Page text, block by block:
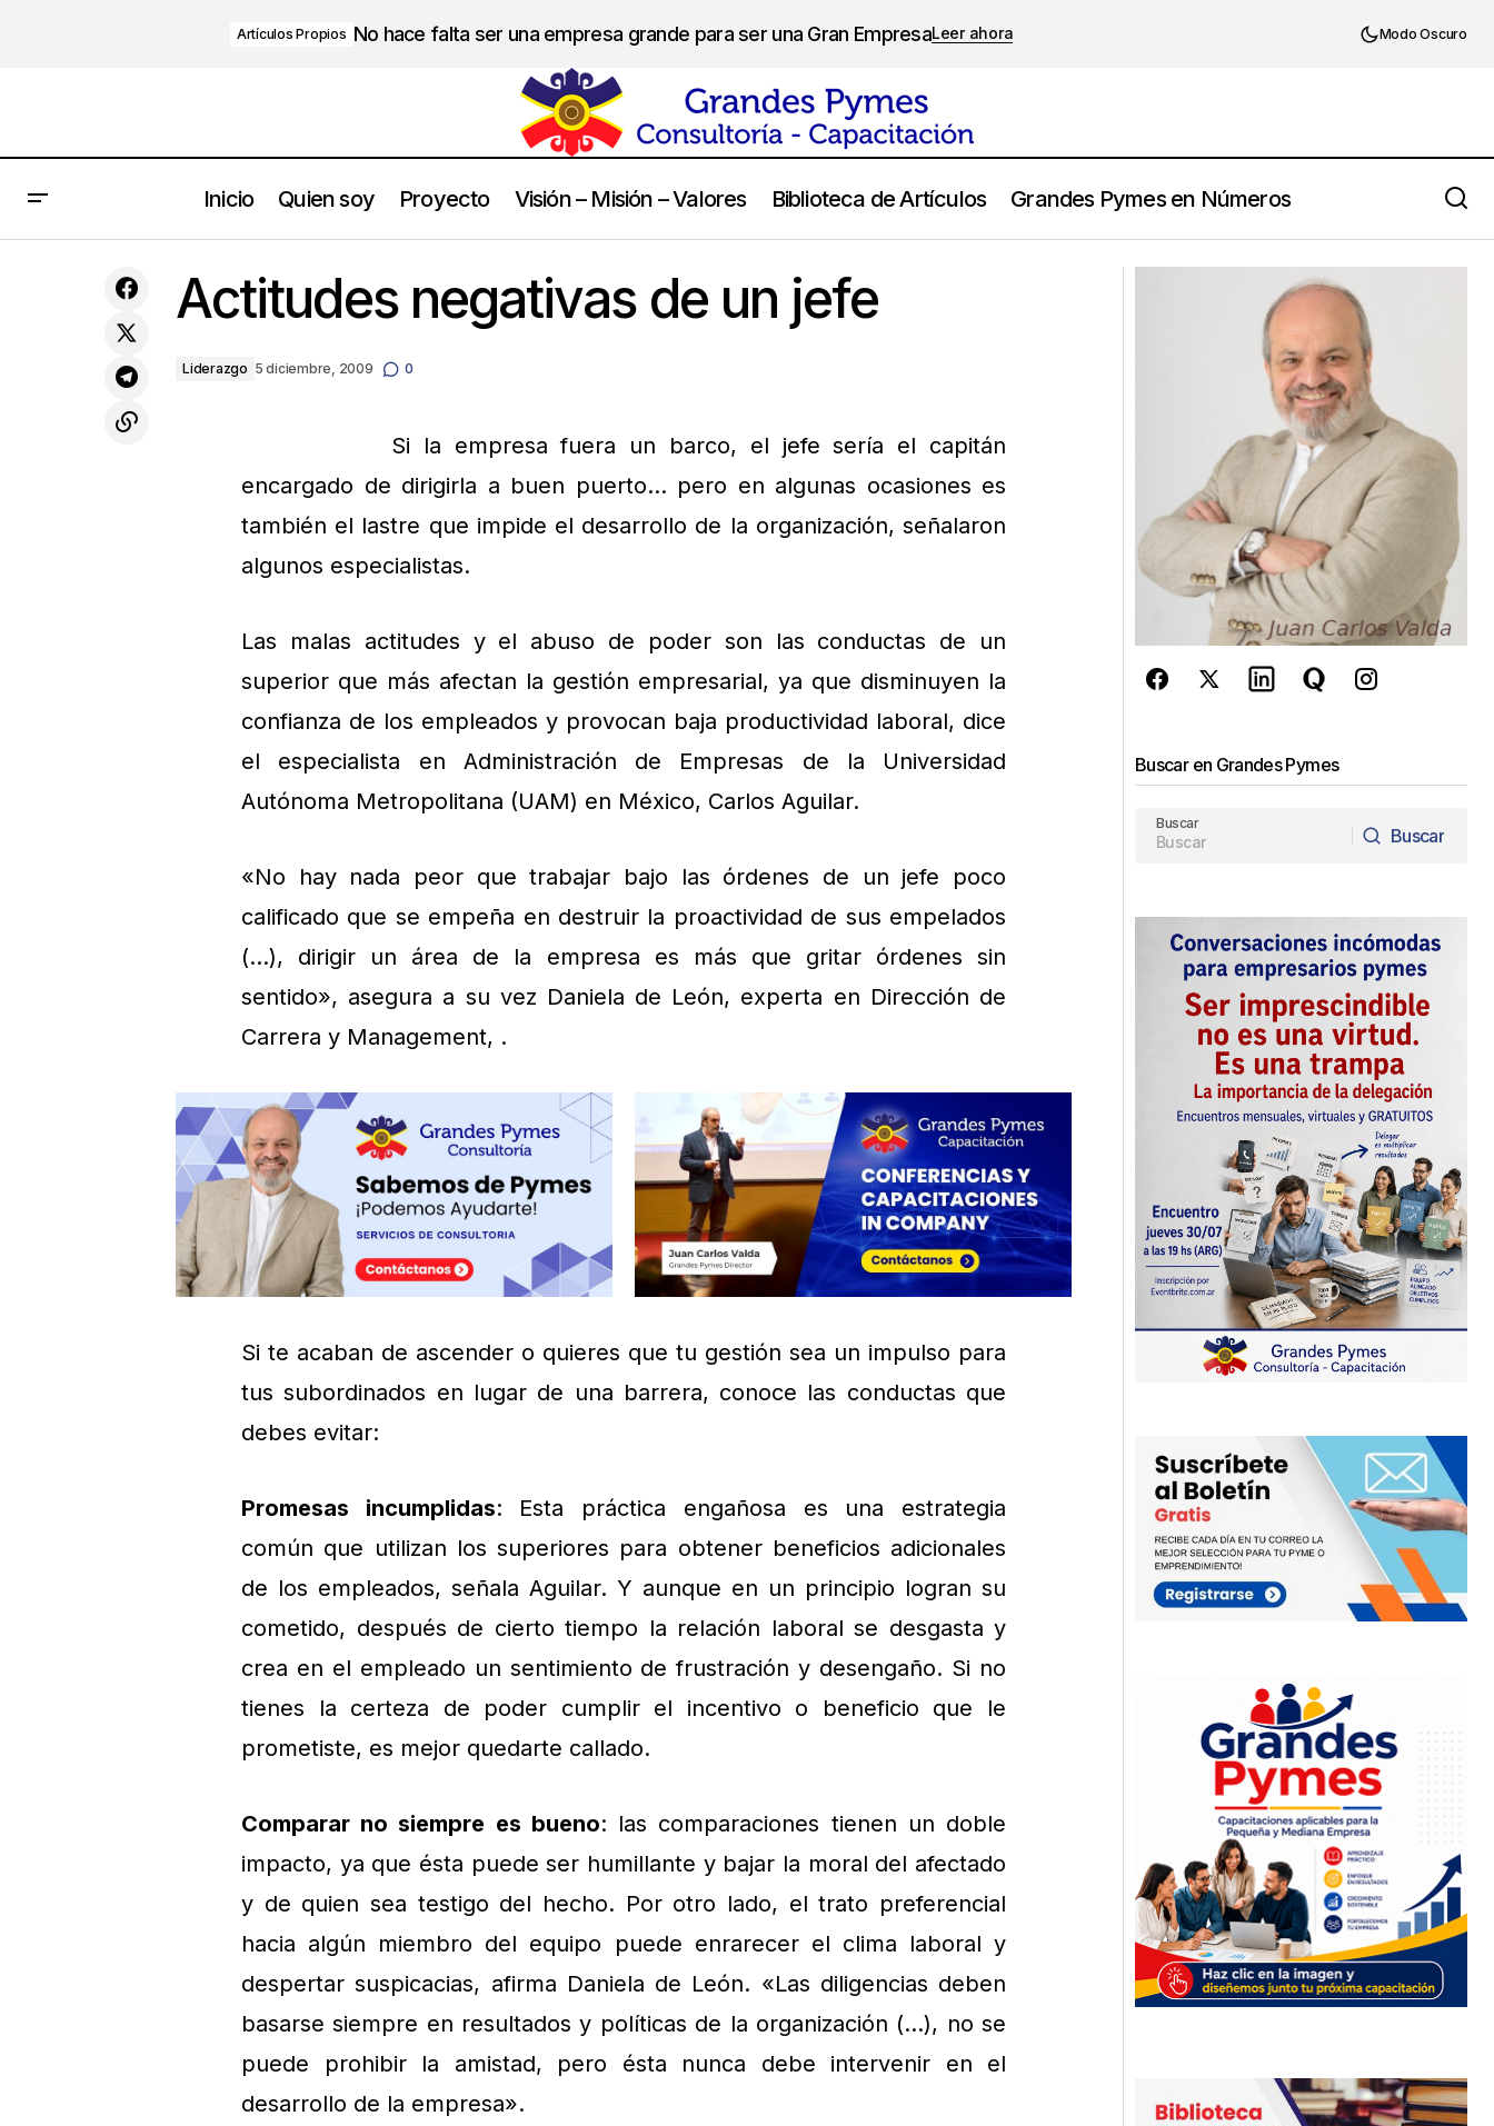
Artículos Propios No hace falta ser una empresa grande para ser una Gran EmpresaLeer ahora Modo Oscuro
Inicio Quien soy Proyecto Visión – Misión – Valores Biblioteca de Artículos Grandes Pymes en Números
Las decisiones Actitudes negativas de un jefe
Yo soy mi puesto: barreras para el
aprendizaje en las organizaciones
Actitudes negativas de un jefe
Liderazgo 5 diciembre, 2009 0
Si la empresa fuera un barco, el jefe sería el capitán
encargado de dirigirla a buen puerto… pero en algunas ocasiones es
también el lastre que impide el desarrollo de la organización, señalaron
algunos especialistas.
Las malas actitudes y el abuso de poder son las conductas de un
superior que más afectan la gestión empresarial, ya que disminuyen la
confianza de los empleados y provocan baja productividad laboral, dice
el especialista en Administración de Empresas de la Universidad
Autónoma Metropolitana (UAM) en México, Carlos Aguilar.
«No hay nada peor que trabajar bajo las órdenes de un jefe poco
calificado que se empeña en destruir la proactividad de sus empelados
(…), dirigir un área de la empresa es más que gritar órdenes sin
sentido», asegura a su vez Daniela de León, experta en Dirección de
Carrera y Management, .
Si te acaban de ascender o quieres que tu gestión sea un impulso para
tus subordinados en lugar de una barrera, conoce las conductas que
debes evitar:
Promesas incumplidas: Esta práctica engañosa es una estrategia
común que utilizan los superiores para obtener beneficios adicionales
de los empleados, señala Aguilar. Y aunque en un principio logran su
cometido, después de cierto tiempo la relación laboral se desgasta y
crea en el empleado un sentimiento de frustración y desengaño. Si no
tienes la certeza de poder cumplir el incentivo o beneficio que le
prometiste, es mejor quedarte callado.
Comparar no siempre es bueno: las comparaciones tienen un doble
impacto, ya que ésta puede ser humillante y bajar la moral del afectado
y de quien sea testigo del hecho. Por otro lado, el trato preferencial
hacia algún miembro del equipo puede enrarecer el clima laboral y
despertar suspicacias, afirma Daniela de León. «Las diligencias deben
basarse siempre en resultados y políticas de la organización (…), no se
puede prohibir la amistad, pero ésta nunca debe intervenir en el
desarrollo de la empresa».
Buscar en Grandes Pymes
Buscar
Buscar